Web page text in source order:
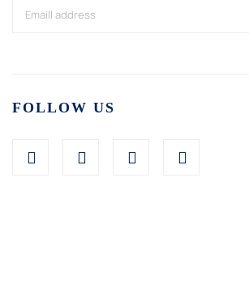
FOLLOW US